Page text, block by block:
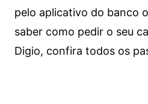
pelo aplicativo do banco
saber como pedir o seu
Digio, confira todos os